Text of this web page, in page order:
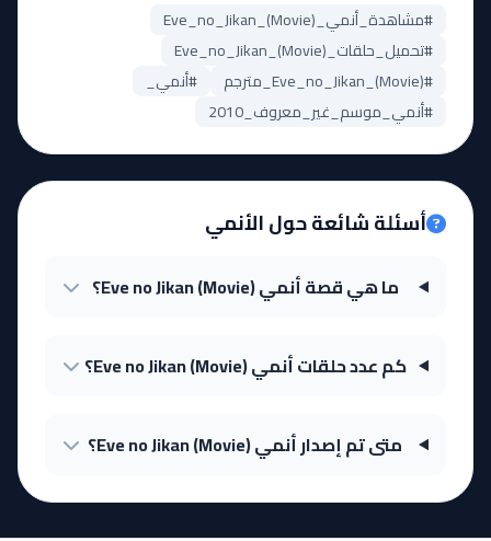
#مشاهدة_أنمي_Eve_no_Jikan_(Movie)
#تحميل_حلقات_Eve_no_Jikan_(Movie)
#Eve_no_Jikan_(Movie)_مترجم
#أنمي_
#أنمي_موسم_غير_معروف_2010
أسئلة شائعة حول الأنمي
ما هي قصة أنمي Eve no Jikan (Movie)؟
كم عدد حلقات أنمي Eve no Jikan (Movie)؟
متى تم إصدار أنمي Eve no Jikan (Movie)؟